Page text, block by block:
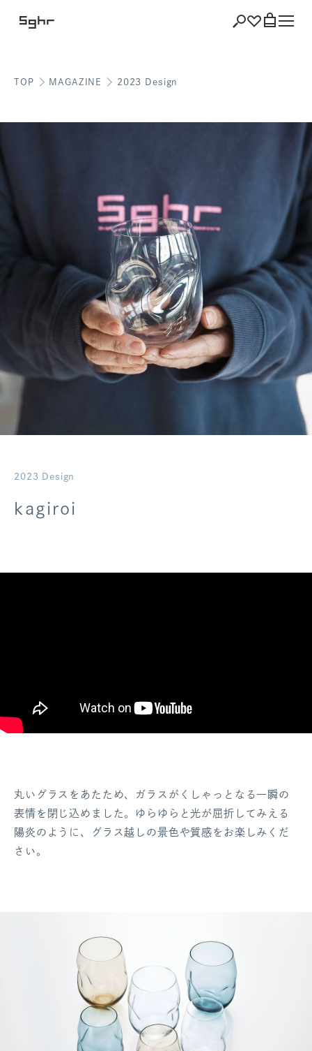
注文履歴
会員登録情報
ポイント
お気に入り
ログアウト
TOP MAGAZINE 2023 Design
2023 Design
kagiroi
丸いグラスをあたため、ガラスがくしゃっとなる一瞬の
表情を閉じ込めました。ゆらゆらと光が屈折してみえる
陽炎のように、グラス越しの景色や質感をお楽しみくだ
さい。